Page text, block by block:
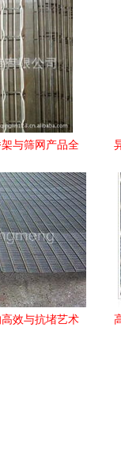
架与筛网产品全
效与抗堵艺术